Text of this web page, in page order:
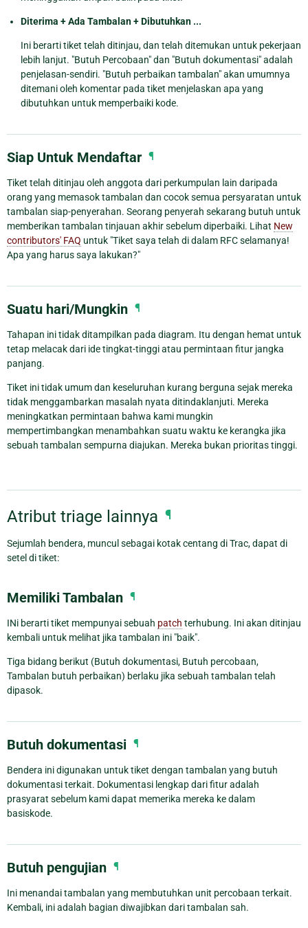
Diterima + Ada Tambalan + Dibutuhkan ...
Ini berarti tiket telah ditinjau, dan telah ditemukan untuk pekerjaan
lebih lanjut. "Butuh Percobaan" dan "Butuh dokumentasi" adalah
penjelasan-sendiri. "Butuh perbaikan tambalan" akan umumnya
ditemani oleh komentar pada tiket menjelaskan apa yang
dibutuhkan untuk memperbaiki kode.
Siap Untuk Mendaftar ¶
Tiket telah ditinjau oleh anggota dari perkumpulan lain daripada
orang yang memasok tambalan dan cocok semua persyaratan untuk
tambalan siap-penyerahan. Seorang penyerah sekarang butuh untuk
memberikan tambalan tinjauan akhir sebelum diperbaiki. Lihat New
contributors' FAQ untuk "Tiket saya telah di dalam RFC selamanya!
Apa yang harus saya lakukan?"
Suatu hari/Mungkin ¶
Tahapan ini tidak ditampilkan pada diagram. Itu dengan hemat untuk
tetap melacak dari ide tingkat-tinggi atau permintaan fitur jangka
panjang.
Tiket ini tidak umum dan keseluruhan kurang berguna sejak mereka
tidak menggambarkan masalah nyata ditindaklanjuti. Mereka
meningkatkan permintaan bahwa kami mungkin
mempertimbangkan menambahkan suatu waktu ke kerangka jika
sebuah tambalan sempurna diajukan. Mereka bukan prioritas tinggi.
Atribut triage lainnya ¶
Sejumlah bendera, muncul sebagai kotak centang di Trac, dapat di
setel di tiket:
Memiliki Tambalan ¶
INi berarti tiket mempunyai sebuah patch terhubung. Ini akan ditinjau
kembali untuk melihat jika tambalan ini "baik".
Tiga bidang berikut (Butuh dokumentasi, Butuh percobaan,
Tambalan butuh perbaikan) berlaku jika sebuah tambalan telah
dipasok.
Butuh dokumentasi ¶
Bendera ini digunakan untuk tiket dengan tambalan yang butuh
dokumentasi terkait. Dokumentasi lengkap dari fitur adalah
prasyarat sebelum kami dapat memerika mereka ke dalam
basiskode.
Butuh pengujian ¶
Ini menandai tambalan yang membutuhkan unit percobaan terkait.
Kembali, ini adalah bagian diwajibkan dari tambalan sah.